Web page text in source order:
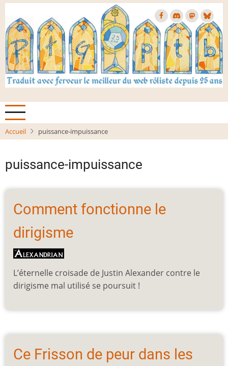
Aller
contenu
principal
Accueil puissance-impuissance
puissance-impuissance
Comment fonctionne le
dirigisme
L’éternelle croisade de Justin Alexander contre le
dirigisme mal utilisé se poursuit !
Ce Frisson de peur dans les